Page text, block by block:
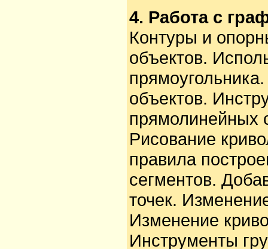
4. Работа с
Контуры и
объектов.
объектов.
прямолинейных
Рисование
правила
сегментов.
точек.
Изменение
Инструменты